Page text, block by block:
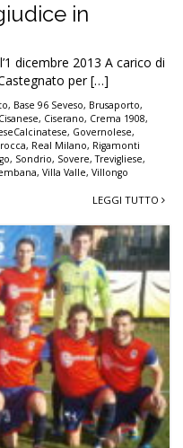
in
dicembre 2013 A carico di
per […]
, Base 96 Seveso, Brusaporto,
Cisanese, Ciserano, Crema 1908,
, Governolese,
, Real Milano, Rigamonti
, Sondrio, Sovere,Trevigliese,
, Villa Valle, Villongo
LEGGI TUTTO